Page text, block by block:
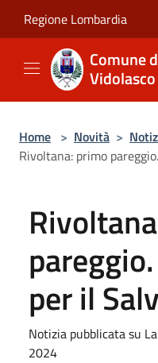
Regione Lombardia
Comune
Vidolasco
Home > Novità >
Rivoltana: primo
per il
Notizia pubblicata su
2024